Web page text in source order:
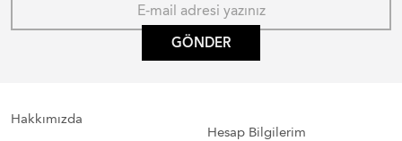
GÖNDER
Hakkımızda
Hesap Bilgilerim